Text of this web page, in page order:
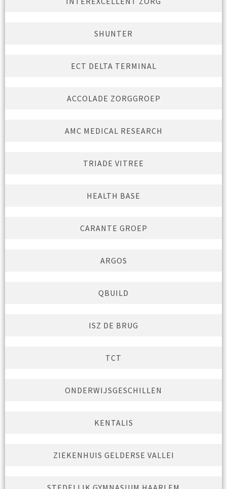
SHUNTER
ECT DELTA TERMINAL
ACCOLADE ZORGGROEP
AMC MEDICAL RESEARCH
TRIADE VITREE
HEALTH BASE
CARANTE GROEP
ARGOS
QBUILD
ISZ DE BRUG
TCT
ONDERWIJSGESCHILLEN
KENTALIS
ZIEKENHUIS GELDERSE VALLEI